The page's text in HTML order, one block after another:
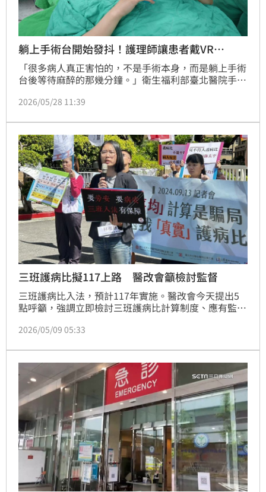
躺上手術台開始發抖！護理師讓患者戴VR…
「很多病人真正害怕的，不是手術本身，而是躺上手術
台後等待麻醉的那幾分鐘。」衛生福利部臺北醫院手術
失眠、發抖、血壓升高，甚至忍不住落淚。
2026/05/28 11:39
三班護病比擬117上路 醫改會籲檢討監督
三班護病比入法，預計117年實施。醫改會今天提出5
點呼籲，強調立即檢討三班護病比計算制度、應有監測
根本問題，避免灌水。
2026/05/09 05:33